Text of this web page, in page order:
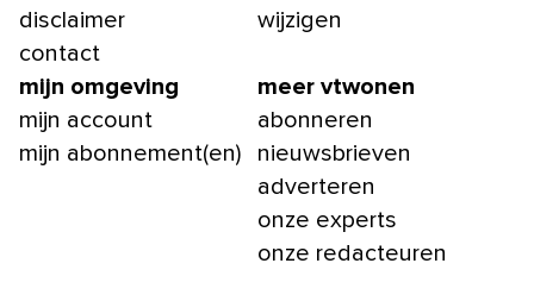
disclaimer
contact
wijzigen
mijn omgeving
mijn account
mijn abonnement(en)
meer vtwonen
abonneren
nieuwsbrieven
adverteren
onze experts
onze redacteuren